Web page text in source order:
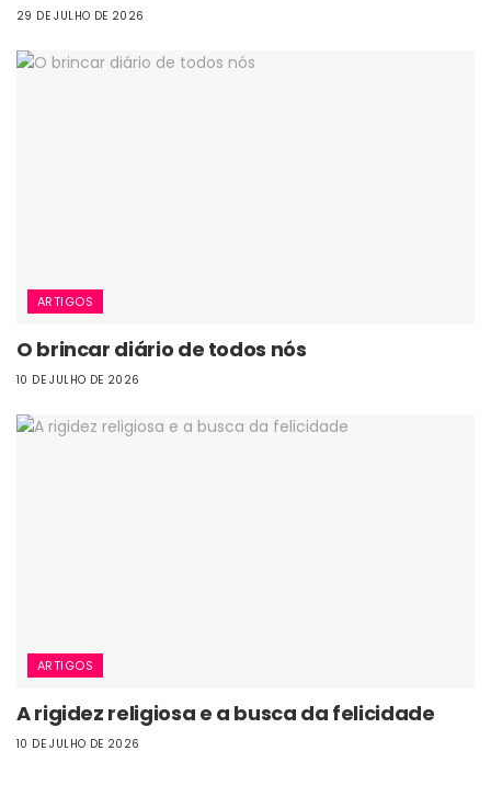
29 DE JULHO DE 2026
ARTIGOS
O brincar diário de todos nós
10 DE JULHO DE 2026
ARTIGOS
A rigidez religiosa e a busca da felicidade
10 DE JULHO DE 2026